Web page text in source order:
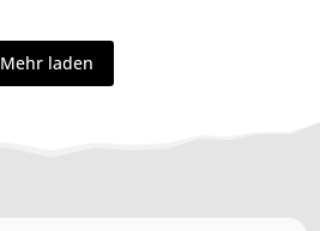
Mehr laden